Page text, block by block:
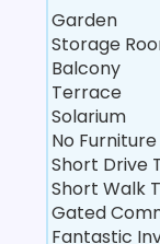
Garden
Storage
Balcony
Terrace
Solarium
No Furniture
Short Drive
Short Walk
Gated
Fantastic